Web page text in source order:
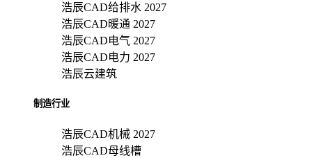
浩辰CAD给排水 2027
浩辰CAD暖通 2027
浩辰CAD电气 2027
浩辰CAD电力 2027
浩辰云建筑
制造行业
浩辰CAD机械 2027
浩辰CAD母线槽